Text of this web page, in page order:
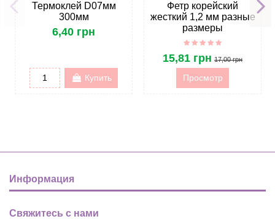
Термоклей D07мм
300мм
6,40 грн
Купить
Фетр корейский
жесткий 1,2 мм разные
размеры
15,81 грн 17,00 грн
Просмотр
Информация
Свяжитесь с нами